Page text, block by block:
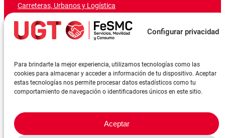
Configurar privacidad
Para brindarte la mejor experiencia, utilizamos tecnologías como las
cookies para almacenar y acceder a información de tu dispositivo. Aceptar
estas tecnologías nos permite procesar datos estadísticos como tu
comportamiento de navegación o identificadores únicos en este sitio.
Aceptar
Carreteras, Urbanos y Logística
Marítimo-Portuario